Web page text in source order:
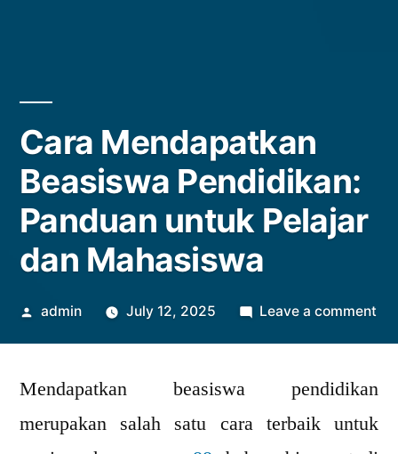
Cara Mendapatkan
Beasiswa Pendidikan:
Panduan untuk Pelajar
dan Mahasiswa
Posted
admin July 12, 2025 Leave a comment
Mendapatkan beasiswa pendidikan
merupakan salah satu cara terbaik untuk